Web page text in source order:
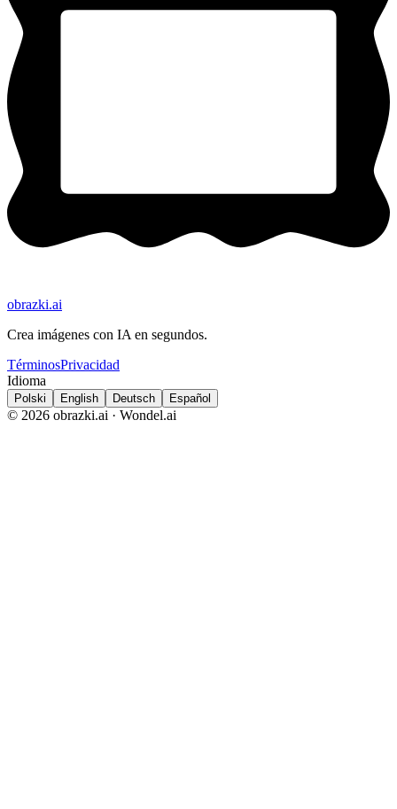
obrazki.ai
Crea imágenes con IA en segundos.
TérminosPrivacidad
Idioma
Polski English Deutsch Español
© 2026 obrazki.ai · Wondel.ai